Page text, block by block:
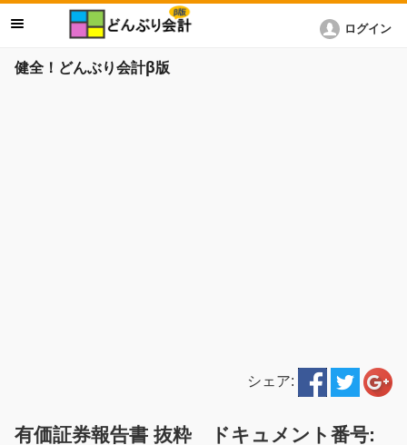
健全！どんぶり会計β版
ログイン
シェア:
有価証券報告書 抜粋 ドキュメント番号: